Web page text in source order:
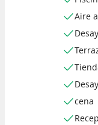
Aire
cena